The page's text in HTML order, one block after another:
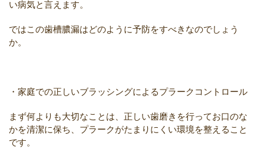
い病気と言えます。
ではこの歯槽膿漏はどのように予防をすべきなのでしょう
か。
・家庭での正しいブラッシングによるプラークコントロール
まず何よりも大切なことは、正しい歯磨きを行ってお口のな
かを清潔に保ち、プラークがたまりにくい環境を整えること
です。